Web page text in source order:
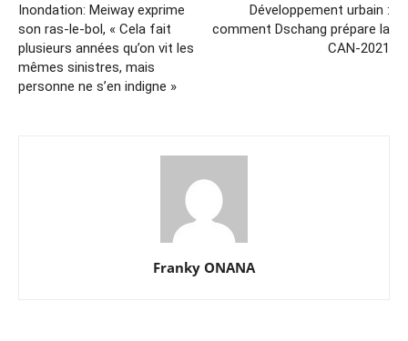
Inondation: Meiway exprime
son ras-le-bol, « Cela fait
plusieurs années qu’on vit les
mêmes sinistres, mais
personne ne s’en indigne »
Développement urbain :
comment Dschang prépare la
CAN-2021
Franky ONANA